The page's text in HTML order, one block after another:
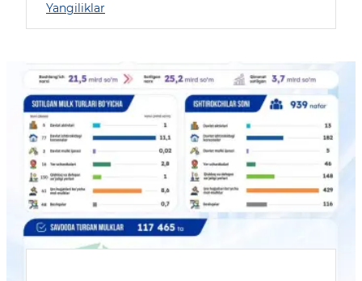
Yangiliklar